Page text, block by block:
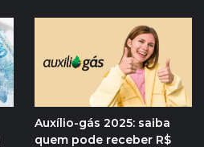
Auxílio-gás 2025: saiba
quem pode receber R$